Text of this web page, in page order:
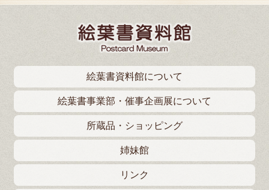
絵葉書資料館について
絵葉書事業部・催事企画展について
所蔵品・ショッピング
姉妹館
リンク